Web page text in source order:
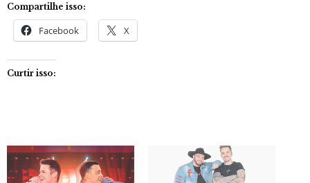
Compartilhe isso:
Facebook X
Curtir isso: